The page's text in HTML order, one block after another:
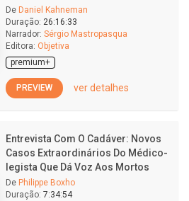
De Daniel Kahneman
Duração: 26:16:33
Narrador: Sérgio Mastropasqua
Editora: Objetiva
premium+
PREVIEW ver detalhes
Entrevista Com O Cadáver: Novos
Casos Extraordinários Do Médico-
legista Que Dá Voz Aos Mortos
De Philippe Boxho
Duração: 7:34:54